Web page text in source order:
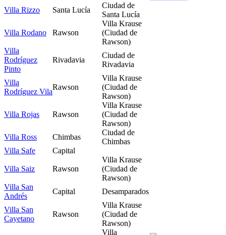
Villa Rizzo Santa Lucía
Ciudad de
Santa Lucía
Villa Rodano Rawson
Villa Krause
(Ciudad de
Rawson)
Villa
Rodríguez
Pinto
Rivadavia
Ciudad de
Rivadavia
Villa
Rodríguez Vila
Rawson
Villa Krause
(Ciudad de
Rawson)
Villa Rojas Rawson
Villa Krause
(Ciudad de
Rawson)
Villa Ross
Chimbas
Ciudad de
Chimbas
Villa Safe
Capital
Villa Saiz Rawson
Villa Krause
(Ciudad de
Rawson)
Villa San
Andrés
Capital Desamparados
Villa San
Cayetano
Rawson
Villa Krause
(Ciudad de
Rawson)
Villa